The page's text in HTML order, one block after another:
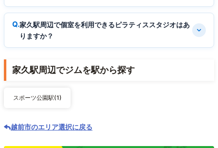
家久駅周辺で個室を利用できるピラティススタジオはあ
りますか？
家久駅周辺でジムを駅から探す
スポーツ公園駅(1)
越前市のエリア選択に戻る